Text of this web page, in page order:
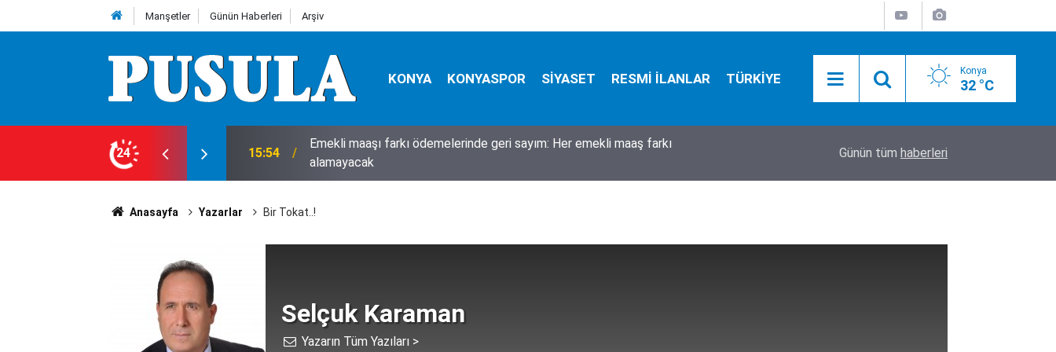
Manşetler Günün Haberleri Arşiv
KONYA KONYASPOR SİYASET RESMİ İLANLAR TÜRKİYE Konya
32 °C
24
sayım: Her emekli maaş farkı
15:43 Konya'da çok sayıda TIR ve aracın karıştığı zincirleme kaza!
daha iddialı işler yapacağız
Günün tüm haberleri
Anasayfa Yazarlar Bir Tokat..!
Selçuk Karaman
Yazarın Tüm Yazıları >